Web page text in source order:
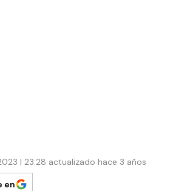
| 23:28 actualizado hace 3 años
en